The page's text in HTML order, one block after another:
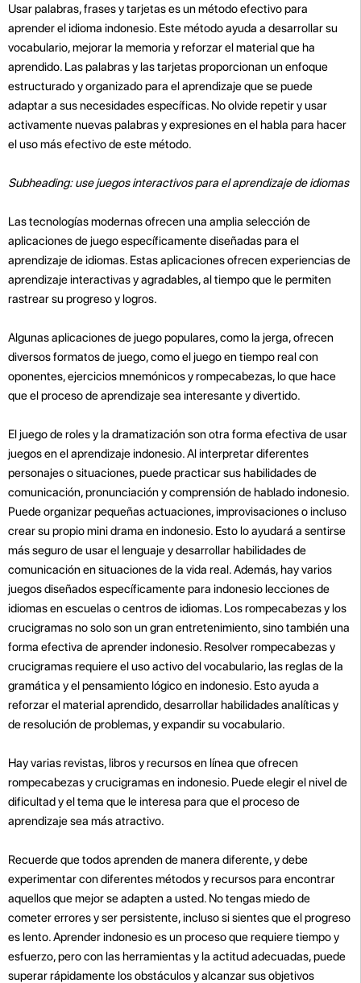
Usar palabras, frases y tarjetas es un método efectivo para
aprender el idioma indonesio. Este método ayuda a desarrollar su
vocabulario, mejorar la memoria y reforzar el material que ha
aprendido. Las palabras y las tarjetas proporcionan un enfoque
estructurado y organizado para el aprendizaje que se puede
adaptar a sus necesidades específicas. No olvide repetir y usar
activamente nuevas palabras y expresiones en el habla para hacer
el uso más efectivo de este método.
Subheading: use juegos interactivos para el aprendizaje de idiomas
Las tecnologías modernas ofrecen una amplia selección de
aplicaciones de juego específicamente diseñadas para el
aprendizaje de idiomas. Estas aplicaciones ofrecen experiencias de
aprendizaje interactivas y agradables, al tiempo que le permiten
rastrear su progreso y logros.
Algunas aplicaciones de juego populares, como la jerga, ofrecen
diversos formatos de juego, como el juego en tiempo real con
oponentes, ejercicios mnemónicos y rompecabezas, lo que hace
que el proceso de aprendizaje sea interesante y divertido.
El juego de roles y la dramatización son otra forma efectiva de usar
juegos en el aprendizaje indonesio. Al interpretar diferentes
personajes o situaciones, puede practicar sus habilidades de
comunicación, pronunciación y comprensión de hablado indonesio.
Puede organizar pequeñas actuaciones, improvisaciones o incluso
crear su propio mini drama en indonesio. Esto lo ayudará a sentirse
más seguro de usar el lenguaje y desarrollar habilidades de
comunicación en situaciones de la vida real. Además, hay varios
juegos diseñados específicamente para indonesio lecciones de
idiomas en escuelas o centros de idiomas. Los rompecabezas y los
crucigramas no solo son un gran entretenimiento, sino también una
forma efectiva de aprender indonesio. Resolver rompecabezas y
crucigramas requiere el uso activo del vocabulario, las reglas de la
gramática y el pensamiento lógico en indonesio. Esto ayuda a
reforzar el material aprendido, desarrollar habilidades analíticas y
de resolución de problemas, y expandir su vocabulario.
Hay varias revistas, libros y recursos en línea que ofrecen
rompecabezas y crucigramas en indonesio. Puede elegir el nivel de
dificultad y el tema que le interesa para que el proceso de
aprendizaje sea más atractivo.
Recuerde que todos aprenden de manera diferente, y debe
experimentar con diferentes métodos y recursos para encontrar
aquellos que mejor se adapten a usted. No tengas miedo de
cometer errores y ser persistente, incluso si sientes que el progreso
es lento. Aprender indonesio es un proceso que requiere tiempo y
esfuerzo, pero con las herramientas y la actitud adecuadas, puede
superar rápidamente los obstáculos y alcanzar sus objetivos